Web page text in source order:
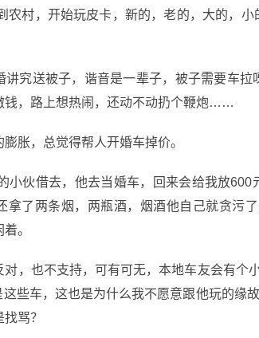
农村，开始玩皮卡，新的，老的，大的，
讲究送被子，谐音是一辈子，被子需要车
钱，路上想热闹，还动不动扔个鞭炮……
胀，总觉得帮人开婚车掉价。
小伙借去，他去当婚车，回来会给我放
拿了两条烟，两瓶酒，烟酒他自己就贪污
。
对，也不支持，可有可无，本地车友会有个
些车，这也是为什么我不愿意跟他玩的缘
骂？